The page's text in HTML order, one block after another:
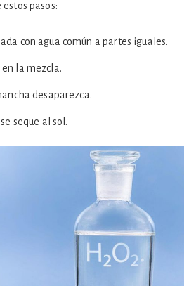
pasos:
con agua común a partes iguales.
la mezcla.
desaparezca.
seque al sol.